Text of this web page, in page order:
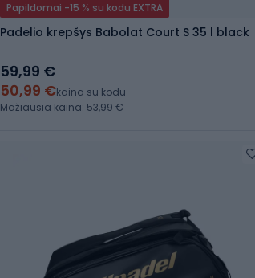
Papildomai -15 % su kodu EXTRA
Padelio krepšys Babolat Court S 35 l black
59,99 €
50,99 €kaina su kodu
Mažiausia kaina: 53,99 €